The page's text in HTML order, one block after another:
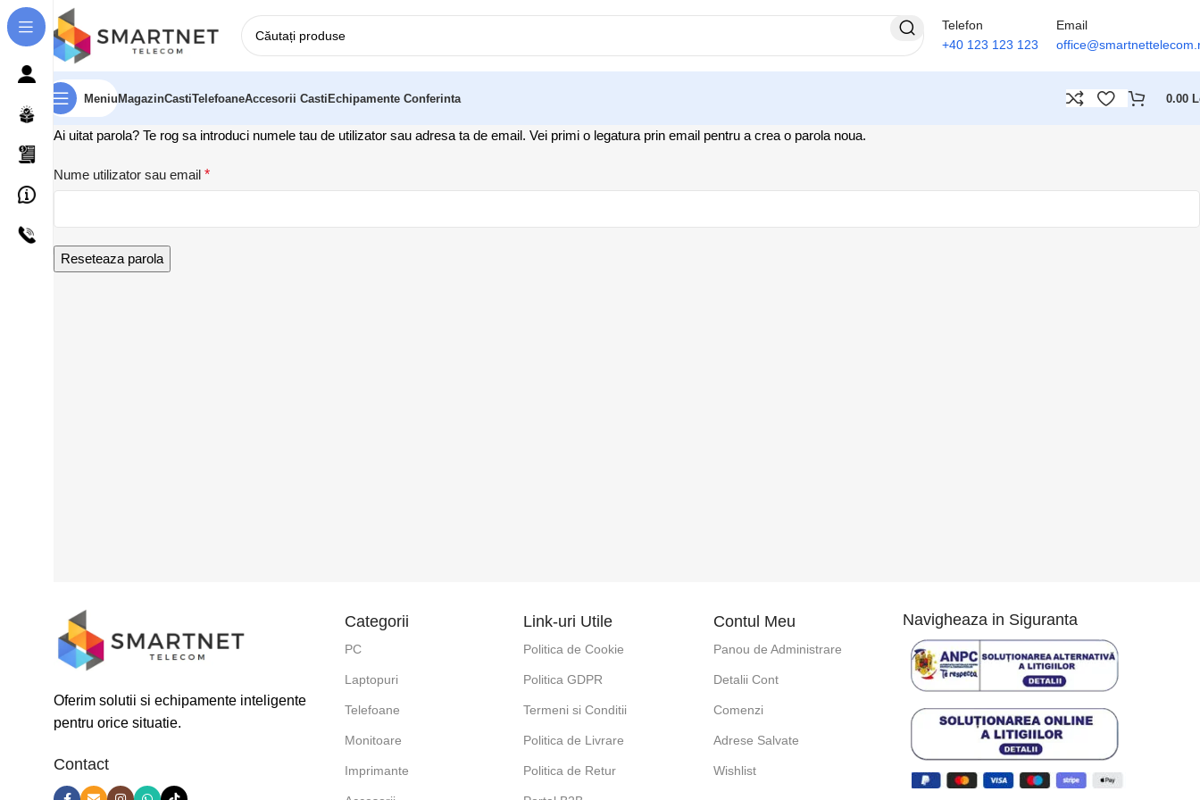
Telefon
+40 123 123 123
Email
MeniuMagazinCastiTelefoaneAccesorii CastiEchipamente Conferinta 0.00
Ai uitat parola? Te rog sa introduci numele tau de utilizator sau adresa ta de email. Vei primi o legatura prin email pentru a crea o parola noua.
Nume utilizator sau email *
Reseteaza parola
Oferim solutii si echipamente inteligente
pentru orice situatie.
Contact
Categorii
PC
Laptopuri
Telefoane
Monitoare
Imprimante
Link-uri Utile
Politica de Cookie
Politica GDPR
Termeni si Conditii
Politica de Livrare
Politica de Retur
Contul Meu
Panou de Administrare
Detalii Cont
Comenzi
Adrese Salvate
Wishlist
Navigheaza in Siguranta